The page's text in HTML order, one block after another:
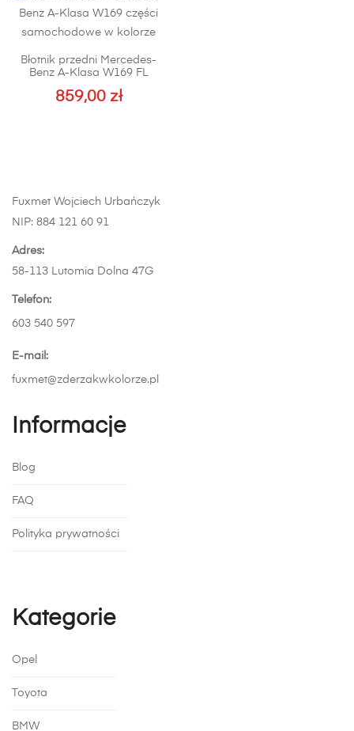
Błotnik przedni Mercedes-
Benz A-Klasa W169 FL
859,00 zł
na
Fuxmet Wojciech Urbańczyk
NIP: 884 121 60 91
Adres:
58-113 Lutomia Dolna 47G
Telefon:
603 540 597
E-mail:
fuxmet@zderzakwkolorze.pl
Informacje
Blog
FAQ
Polityka prywatności
Kategorie
Opel
Toyota
BMW